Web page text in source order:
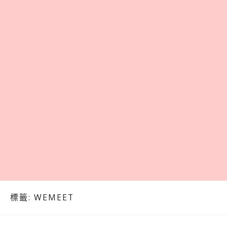
標籤: WEMEET